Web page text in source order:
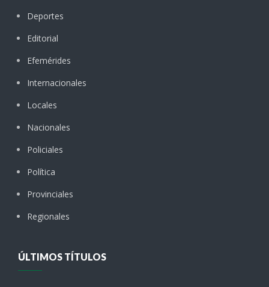
Deportes
Editorial
Efemérides
Internacionales
Locales
Nacionales
Policiales
Política
Provinciales
Regionales
ÚLTIMOS TÍTULOS